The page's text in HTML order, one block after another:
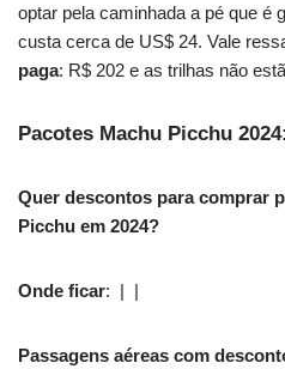
optar pela caminhada a pé que é
custa cerca de US$ 24. Vale
paga: R$ 202 e as trilhas não
Pacotes Machu Picchu
Quer descontos para comprar
Picchu em 2024?
Onde ficar: | |
Passagens aéreas com